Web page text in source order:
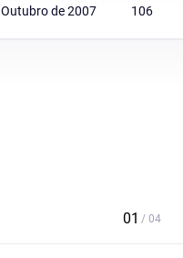
Outubro de 2007
106